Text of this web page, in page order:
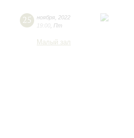
25 ноября 2022
19:00 Пт
Малый зал